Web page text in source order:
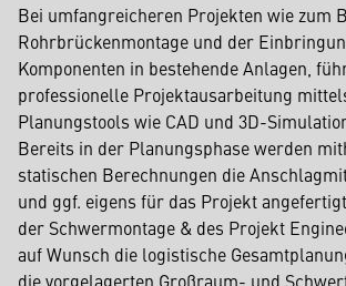
Bei umfangreicheren Projekten wie zum
Rohrbrückenmontage und der
Komponenten in bestehende Anlagen,
professionelle Projektausarbeitung
Planungstools wie CAD und 3D-
Bereits in der Planungsphase werden
statischen Berechnungen die
und ggf. eigens für das Projekt
der Schwermontage & des Projekt
auf Wunsch die logistische
die vorgelagerten Großraum- und